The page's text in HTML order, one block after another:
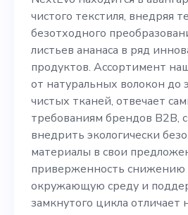
стоимостью 75
долларов. Идеальные
кандидаты
большой опыт в
маркетинга и
устойчивому
должны уметь
несколько
чистого текстиля, внедряя
безотходного
листьев ананаса в ряд
продуктов. Ассортимент
от натуральных волокон до
чистых тканей, отвечает
требованиям брендов B2B,
внедрить экологически
материалы в свои
приверженность снижению
окружающую среду и
замкнутого цикла отличает